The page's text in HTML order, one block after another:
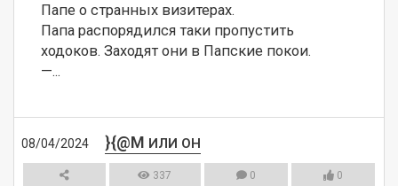
Папе о странных визитерах.
Папа распорядился таки пропустить
ходоков. Заходят они в Папские покои.
—...
08/04/2024 }{@M ИЛИ ОН
337 0 0